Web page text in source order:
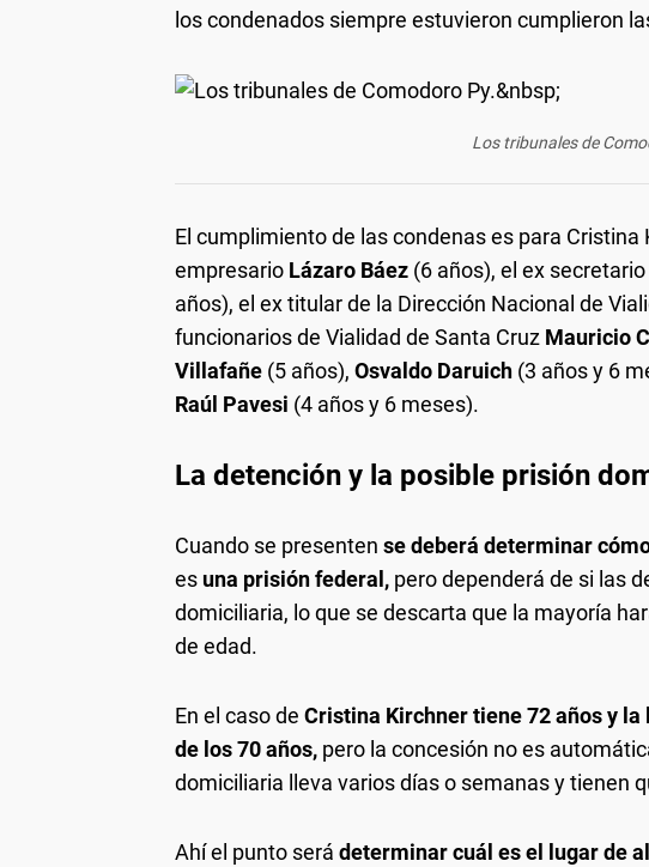
los condenados siempre estuvieron cumplieron
Los tribunales de
El cumplimiento de las condenas es para Cristina
empresario Lázaro Báez (6 años), el ex
años), el ex titular de la Dirección Nacional de
funcionarios de Vialidad de Santa Cruz Mauricio
Villafañe (5 años), Osvaldo Daruich (3 años y 6
Raúl Pavesi (4 años y 6 meses).
La detención y la posible prisión
Cuando se presenten se deberá determinar
es una prisión federal, pero dependerá de si las
domiciliaria, lo que se descarta que la mayoría
de edad.
En el caso de Cristina Kirchner tiene 72 añosy la
de los 70 años, pero la concesión no es
domiciliaria lleva varios días o semanas y tienen
Ahí el punto será determinar cuál es el lugar de